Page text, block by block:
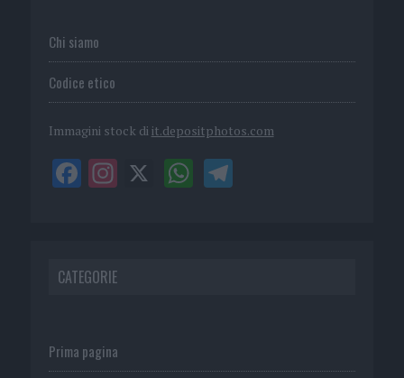
Chi siamo
Codice etico
Immagini stock di it.depositphotos.com
CATEGORIE
Prima pagina